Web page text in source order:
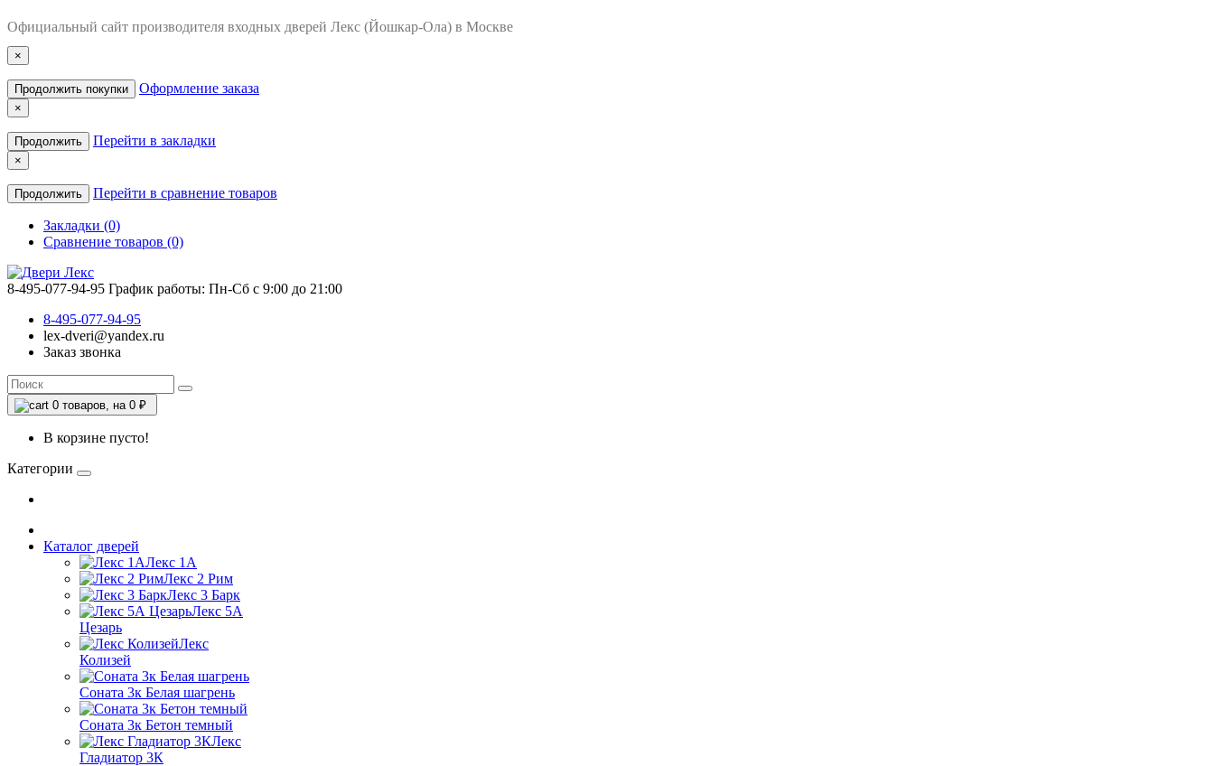
Официальный сайт производителя входных дверей Лекс (Йошкар-Ола) в Москве
×
Продолжить покупки Оформление заказа
×
Продолжить Перейти в закладки
×
Продолжить Перейти в сравнение товаров
Закладки (0)
Сравнение товаров (0)
8-495-077-94-95 График работы: Пн-Сб с 9:00 до 21:00
8-495-077-94-95
lex-dveri@yandex.ru
Заказ звонка
0 товаров, на 0 ₽
В корзине пусто!
Категории
Каталог дверей
Лекс 1А
Лекс 2 Рим
Лекс 3 Барк
Лекс 5А
Цезарь
Лекс
Колизей
Соната 3к Белая шагрень
Соната 3к Бетон темный
Лекс
Гладиатор 3К